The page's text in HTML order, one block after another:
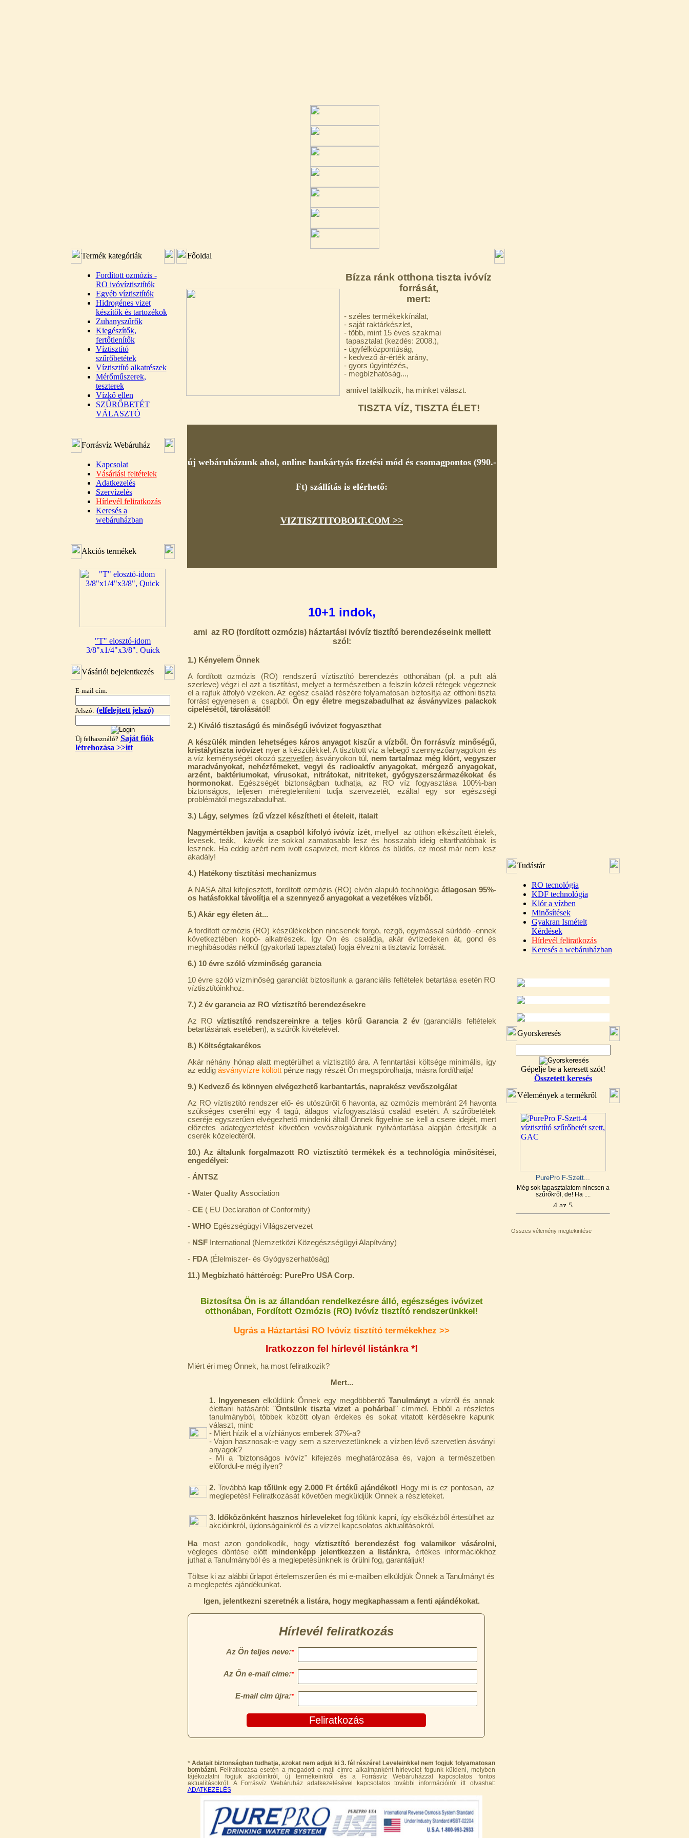
Termék kategóriák
Fordított ozmózis -
RO ivóvíztisztítók
Egyéb víztisztítók
Hidrogénes vizet
készítők és tartozékok
Zuhanyszűrők
Kiegészítők,
fertőtlenítők
Víztisztító
szűrőbetétek
Víztisztító alkatrészek
Mérőműszerek,
teszterek
Vízkő ellen
SZŰRŐBETÉT
VÁLASZTÓ
Forrásvíz Webáruház
Kapcsolat
Vásárlási feltételek
Adatkezelés
Szervízelés
Hírlevél feliratkozás
Keresés a
webáruházban
Akciós termékek
3/8"x1/4"x3/8", Quick
320,-Ft
---------
Vásárlói bejelentkezés
E-mail cím:
Jelszó: (elfelejtett jelszó)
Új felhasználó? Saját fiók
létrehozása >>itt
Főoldal
Bízza ránk otthona tiszta ivóvíz
forrását,
mert:
- széles termékekkínálat,
- saját raktárkészlet,
- több, mint 15 éves szakmai
tapasztalat (kezdés: 2008.),
- ügyfélközpontúság,
- kedvező ár-érték arány,
- gyors ügyintézés,
- megbízhatóság...,
amivel találkozik, ha minket választ.
TISZTA VÍZ, TISZTA ÉLET!
új webáruházunk ahol, online bankártyás fizetési mód és csomagpontos (990.-
Ft) szállítás is elérhető:
VIZTISZTITOBOLT.COM >>
10+1 indok,
ami az RO (fordított ozmózis) háztartási ivóvíz tisztító berendezéseink mellett
szól:
1.) Kényelem Önnek
A fordított ozmózis (RO) rendszerű víztisztító berendezés otthonában (pl. a pult alá
szerleve) végzi el azt a tisztítást, melyet a természetben a felszín közeli rétegek végeznek
el a rajtuk átfolyó vizeken. Az egész család részére folyamatosan biztosítja az otthoni tiszta
forrást egyenesen a csapból. Ön egy életre megszabadulhat az ásványvizes palackok
cipelésétől, tárolásától !
2.) Kiváló tisztaságú és minőségű ivóvizet fogyaszthat
A készülék minden lehetséges káros anyagot kiszűr a vízből. Ön forrásvíz minőségű,
kristálytiszta ivóvizet nyer a készülékkel. A tisztított víz a lebegő szennyezőanyagokon és
a víz keménységét okozószervetlen ásványokon túl, nem tartalmaz még klórt, vegyszer
maradványokat, nehézfémeket, vegyi és radioaktív anyagokat, mérgező anyagokat,
arzént, baktériumokat, vírusokat, nitrátokat, nitriteket, gyógyszerszármazékokat és
hormonokat. Egészségét biztonságban tudhatja, az RO víz fogyasztása 100%-ban
biztonságos, teljesen méregteleníteni tudja szervezetét, ezáltal egy sor egészségi
problémától megszabadulhat.
3.) Lágy, selymes ízű vízzel készítheti el ételeit, italait
Nagymértékben javítja a csapból kifolyó ivóvíz ízét, mellyel az otthon elkészített ételek,
levesek, teák, kávék íze sokkal zamatosabb lesz és hosszabb ideig eltarthatóbbak is
lesznek. Ha eddig azért nem ivott csapvizet, mert klóros és büdös, ez most már nem lesz
akadály!
4.) Hatékony tisztítási mechanizmus
A NASA által kifejlesztett, fordított ozmózis (RO) elvén alapuló technológia átlagosan 95%-
os hatásfokkal távolítja el a szennyező anyagokat a vezetékes vízből.
5.) Akár egy életen át...
A fordított ozmózis (RO) készülékekben nincsenek forgó, rezgő, egymással súrlódó -ennek
következtében kopó- alkatrészek. Így Ön és családja, akár évtizedeken át, gond és
meghibásodás nélkül (gyakorlati tapasztalat) fogja élvezni a tisztavíz forrását.
6.) 10 évre szóló vízminőség garancia
10 évre szóló vízminőség garanciát biztosítunk a garanciális feltételek betartása esetén RO
víztisztítóinkhoz.
7.) 2 év garancia az RO víztisztító berendezésekre
Az ROvíztisztító rendszereinkre a teljes körű Garancia 2 év (garanciális feltételek
betartásának esetében), a szűrők kivételével.
8.) Költségtakarékos
Akár néhány hónap alatt megtérülhet a víztisztító ára. A fenntartási költsége minimális, így
az eddig ásványvízre költöttpénze nagy részét Ön megspórolhatja, másra fordíthatja!
9.) Kedvező és könnyen elvégezhető karbantartás, naprakész vevőszolgálat
Az RO víztisztító rendszer elő- és utószűrőit 6 havonta, az ozmózis membránt 24 havonta
szükséges cserélni egy 4 tagú, átlagos vízfogyasztású család esetén. A szűrőbetétek
cseréje egyszerűen elvégezhető mindenki által! Önnek figyelnie se kell a csere idejét, mert
előzetes adategyeztetést követően vevőszolgálatunk nyilvántartása alapján értesítjük a
cserék közeledtéről.
10.) Az általunk forgalmazott RO víztisztító termékek és a technológia minősítései,
engedélyei:
- ÁNTSZ
- Water Quality Association
- CE( EU Declaration of Conformity)
- WHO Egészségügyi Világszervezet
- NSFInternational (Nemzetközi Közegészségügyi Alapítvány)
- FDA (Élelmiszer- és Gyógyszerhatóság)
11.) Megbízható háttércég: PurePro USA Corp.
Biztosítsa Ön is az állandóan rendelkezésre álló, egészséges ivóvizet
otthonában, Fordított Ozmózis (RO) Ivóvíz tisztító rendszerünkkel!
Ugrás a Háztartási RO Ivóvíz tisztító termékekhez >>
Iratkozzon fel hírlevél listánkra *!
Miért éri meg Önnek, ha most feliratkozik?
Mert...
1. Ingyenesen elküldünk Önnek egy megdöbbentő Tanulmányta vízről és annak
élettani hatásáról: "Öntsünk tiszta vizet a pohárba!" címmel. Ebből a részletes
tanulmányból, többek között olyan érdekes és sokat vitatott kérdésekre kapunk
választ, mint:
- Miért hízik el a vízhiányos emberek 37%-a?
- Vajon hasznosak-e vagy sem a szervezetünknek a vízben lévő szervetlen ásványi
anyagok?
- Mi a "biztonságos ivóvíz" kifejezés meghatározása és, vajon a természetben
előfordul-e még ilyen?
2. Továbbá kap tőlünk egy 2.000 Ft értékű ajándékot! Hogy mi is ez pontosan, az
meglepetés! Feliratkozását követően megküldjük Önnek a részleteket.
3. Időközönként hasznos hírleveleket fog tőlünk kapni, így elsőkézből értesülhet az
akcióinkról, újdonságainkról és a vízzel kapcsolatos aktualitásokról.
Ha most azon gondolkodik, hogyvíztisztító berendezést fog valamikor vásárolni,
végleges döntése előtt mindenképp jelentkezzen a listánkra, értékes információkhoz
juthat a Tanulmányból és a meglepetésünknek is örülni fog, garantáljuk!
Töltse ki az alábbi űrlapot értelemszerűen és mi e-mailben elküldjük Önnek a Tanulmányt és
a meglepetés ajándékunkat.
Igen, jelentkezni szeretnék a listára, hogy megkaphassam a fenti ajándékokat.
* Adatait biztonságban tudhatja, azokat nem adjuk ki 3. fél részére! Leveleinkkel nem fogjuk folyamatosan
bombázni.Feliratkozása esetén a megadott e-mail címre alkalmanként hírlevelet fogunk küldeni, melyben
tájékoztatni fogjuk akcióinkról, új termékeinkről és a Forrásvíz Webáruházzal kapcsolatos fontos
aktualitásokról. A Forrásvíz Webáruház adatkezelésével kapcsolatos további információiról itt olvashat:
ADATKEZELÉS
Tudástár
RO tecnológia
KDF technológia
Klór a vízben
Minősítések
Gyakran Ismételt
Kérdések
Hírlevél feliratkozás
Keresés a webáruházban
Gyorskeresés
Gépelje be a keresett szót!
Összetett keresés
Vélemények a termékről
PurePro F-Szett...
Még sok tapasztalatom nincsen a
szűrőkről, de! Ha ....
Összes vélemény megtekintése